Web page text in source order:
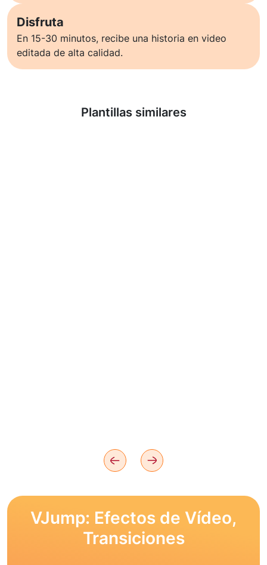
Disfruta
En 15-30 minutos, recibe una historia en video
editada de alta calidad.
Plantillas similares
Saber más
VJump: Efectos de Vídeo,
Transiciones